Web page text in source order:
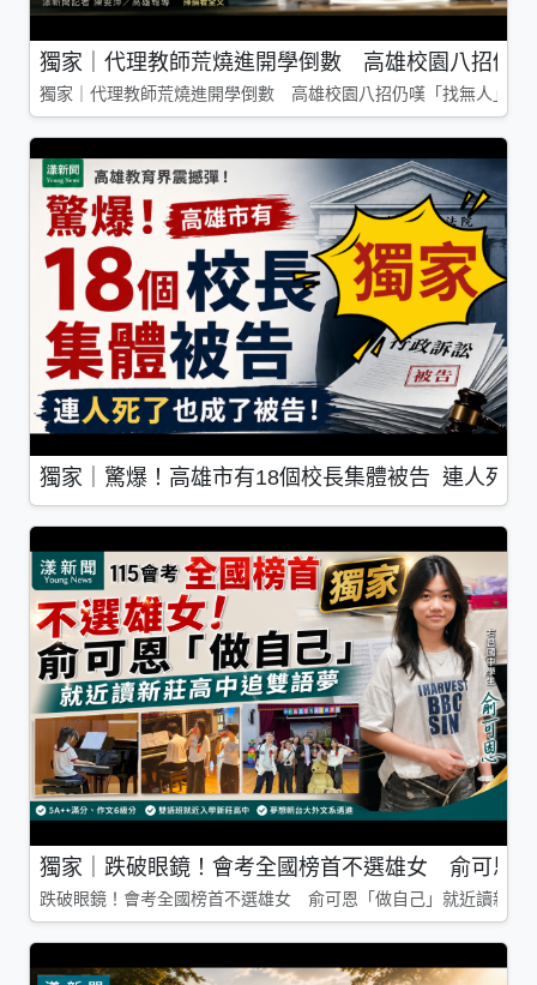
獨家｜代理教師荒燒進開學倒數 高雄校園八招仍
獨家｜代理教師荒燒進開學倒數 高雄校園八招仍嘆「找無人」
獨家｜驚爆！高雄市有18個校長集體被告 連人死了
獨家｜跌破眼鏡！會考全國榜首不選雄女 俞可恩
跌破眼鏡！會考全國榜首不選雄女 俞可恩「做自己」就近讀新莊